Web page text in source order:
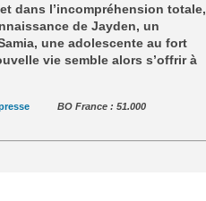
dans l’incompréhension totale,
de Jayden, un
une adolescente au fort
vie semble alors s’offrir à
BO France : 51.000